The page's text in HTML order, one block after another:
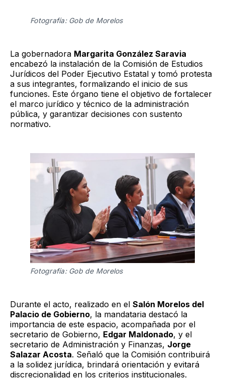
Fotografía: Gob de Morelos
La gobernadora Margarita González Saravia
encabezó la instalación de la Comisión de Estudios
Jurídicos del Poder Ejecutivo Estatal y tomó protesta
a sus integrantes, formalizando el inicio de sus
funciones. Este órgano tiene el objetivo de fortalecer
el marco jurídico y técnico de la administración
pública, y garantizar decisiones con sustento
normativo.
Fotografía: Gob de Morelos
Durante el acto, realizado en el Salón Morelos del
Palacio de Gobierno, la mandataria destacó la
importancia de este espacio, acompañada por el
secretario de Gobierno, Edgar Maldonado, y el
secretario de Administración y Finanzas, Jorge
Salazar Acosta. Señaló que la Comisión contribuirá
a la solidez jurídica, brindará orientación y evitará
discrecionalidad en los criterios institucionales.